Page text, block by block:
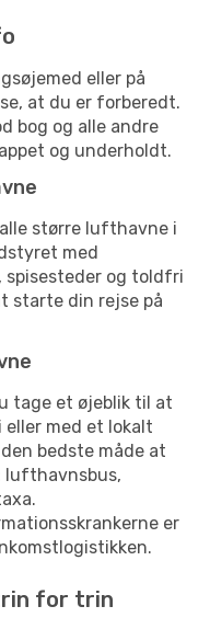
eller på
at du er forberedt.
bog og alle andre
og underholdt.
større lufthavne i
med
spisesteder og toldfri
starte din rejse på
tage et øjeblik til at
eller med et lokalt
bedste måde at
lufthavnsbus,
er
for trin